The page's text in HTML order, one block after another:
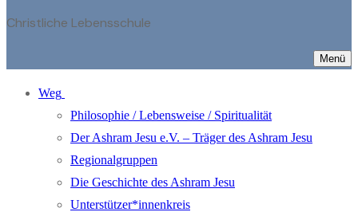
Christliche Lebensschule
Menü
Weg
Philosophie / Lebensweise / Spiritualität
Der Ashram Jesu e.V. – Träger des Ashram Jesu
Regionalgruppen
Die Geschichte des Ashram Jesu
Unterstützer*innenkreis